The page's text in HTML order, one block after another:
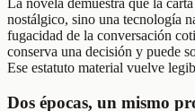
La novela demuestra que la
nostálgico, sino una tecnología
fugacidad de la conversación
conserva una decisión y puede
Ese estatuto material vuelve
Dos épocas, un mismo